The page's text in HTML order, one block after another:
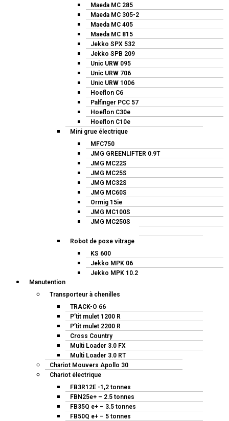
Maeda MC 285
Maeda MC 305-2
Maeda MC 405
Maeda MC 815
Jekko SPX 532
Jekko SPB 209
Unic URW 095
Unic URW 706
Unic URW 1006
Hoeflon C6
Palfinger PCC 57
Hoeflon C30e
Hoeflon C10e
Mini grue électrique
MFC750
JMG GREENLIFTER 0.9T
JMG MC22S
JMG MC25S
JMG MC32S
JMG MC60S
Ormig 15ie
JMG MC100S
JMG MC250S
Robot de pose vitrage
KS 600
Jekko MPK 06
Jekko MPK 10.2
Manutention
Transporteur à chenilles
TRACK-O 66
P’tit mulet 1200 R
P’tit mulet 2200 R
Cross Country
Multi Loader 3.0 FX
Multi Loader 3.0 RT
Chariot Mouvers Apollo 30
Chariot électrique
FB3R12E -1,2 tonnes
FBN25e+ – 2.5 tonnes
FB35Q e+ – 3.5 tonnes
FB50Q e+ – 5 tonnes